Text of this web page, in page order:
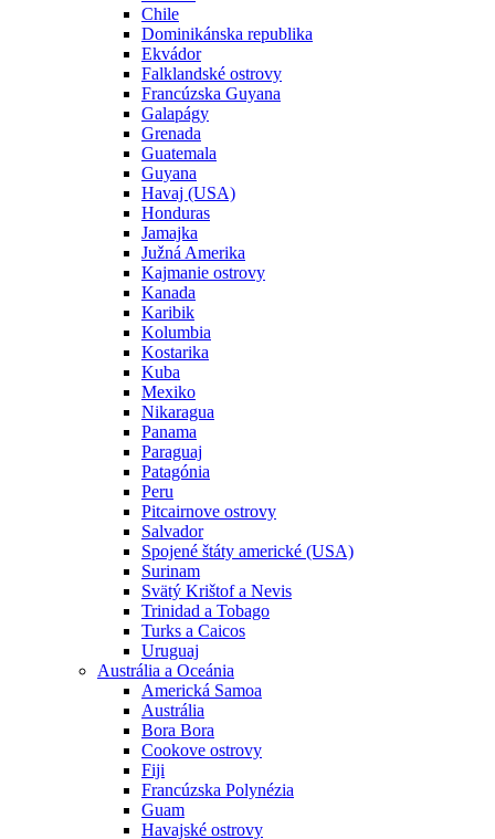
Chile
Dominikánska republika
Ekvádor
Falklandské ostrovy
Francúzska Guyana
Galapágy
Grenada
Guatemala
Guyana
Havaj (USA)
Honduras
Jamajka
Južná Amerika
Kajmanie ostrovy
Kanada
Karibik
Kolumbia
Kostarika
Kuba
Mexiko
Nikaragua
Panama
Paraguaj
Patagónia
Peru
Pitcairnove ostrovy
Salvador
Spojené štáty americké (USA)
Surinam
Svätý Krištof a Nevis
Trinidad a Tobago
Turks a Caicos
Uruguaj
Austrália a Oceánia
Americká Samoa
Austrália
Bora Bora
Cookove ostrovy
Fiji
Francúzska Polynézia
Guam
Havajské ostrovy